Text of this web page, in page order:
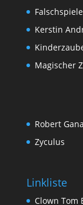
Kerstin
Magischer
Robert
Zyculus
Linkliste
Clown Tom